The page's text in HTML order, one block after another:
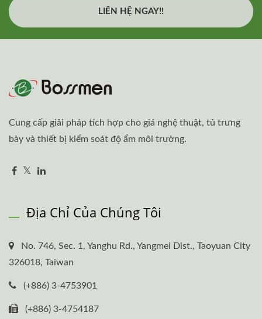
LIÊN HỆ NGAY!!
Cung cấp giải pháp tích hợp cho giá nghệ thuật, tủ trưng
bày và thiết bị kiểm soát độ ẩm môi trường.
Địa Chỉ Của Chúng Tôi
No. 746, Sec. 1, Yanghu Rd., Yangmei Dist., Taoyuan City
326018, Taiwan
(+886) 3-4753901
(+886) 3-4754187